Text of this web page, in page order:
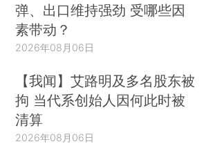
弹、出口维持强劲 受哪些因
素带动？
2026年08月06日
【我闻】艾路明及多名股东被
拘 当代系创始人因何此时被
清算
2026年08月06日